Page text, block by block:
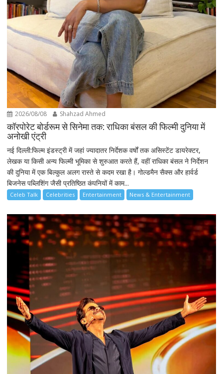
2026/08/08 Shahzad Ahmed
कॉरपोरेट बोर्डरूम से सिनेमा तक: राधिका बंसल की फिल्मी दुनिया में
अनोखी एंट्री
नई दिल्ली:फिल्म इंडस्ट्री में जहां ज्यादातर निर्देशक वर्षों तक असिस्टेंट डायरेक्टर,
लेखक या किसी अन्य फिल्मी भूमिका से शुरुआत करते हैं, वहीं राधिका बंसल ने निर्देशन
की दुनिया में एक बिल्कुल अलग रास्ते से कदम रखा है। गोल्डमैन सैक्स और हार्वर्ड
बिजनेस पब्लिशिंग जैसी प्रतिष्ठित कंपनियों में काम...
Celeb Talk Celebrities Entertainment News & Entertainment